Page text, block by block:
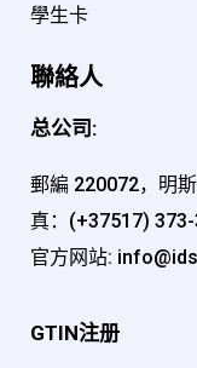
學生卡
聯絡人
总公司:
郵編 220072，明
真：(+37517)
官方网站:
GTIN注册